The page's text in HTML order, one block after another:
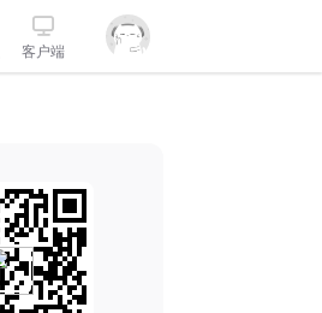
客户端